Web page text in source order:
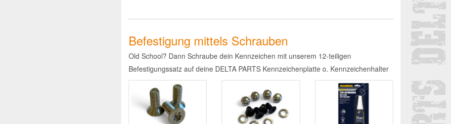
Befestigung mittels Schrauben
Old School? Dann Schraube dein Kennzeichen mit unserem 12-teiligen
Befestigungssatz auf deine DELTA PARTS Kennzeichenplatte o. Kennzeichenhalter